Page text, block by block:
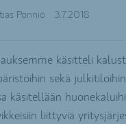
Pönniö 3.7.2018
käsitteli
sekä
käsitellään
liittyviä